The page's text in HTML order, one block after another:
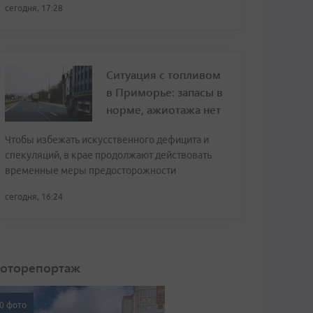
сегодня, 17:28
Ситуация с топливом
в Приморье: запасы в
норме, ажиотажа нет
Чтобы избежать искусственного дефицита и
спекуляций, в крае продолжают действовать
временные меры предосторожности
сегодня, 16:24
фото